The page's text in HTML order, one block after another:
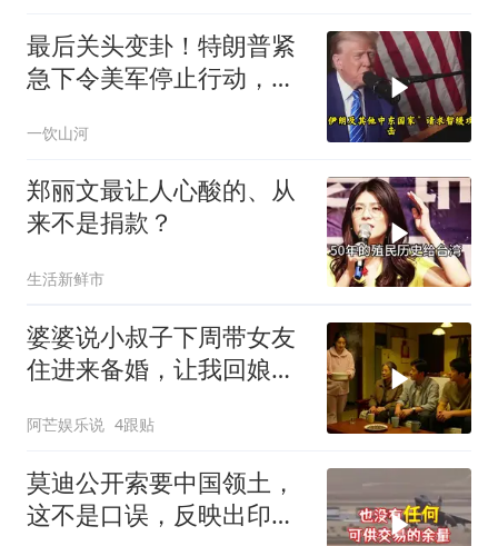
最后关头变卦！特朗普紧
急下令美军停止行动，他
一饮山河
郑丽文最让人心酸的、从
来不是捐款？
生活新鲜市
婆婆说小叔子下周带女友
住进来备婚，让我回娘家
阿芒娱乐说 4跟贴
莫迪公开索要中国领土，
这不是口误，反映出印度